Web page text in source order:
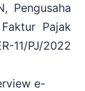
Pengusaha
Pajak
11/PJ/2022
e-